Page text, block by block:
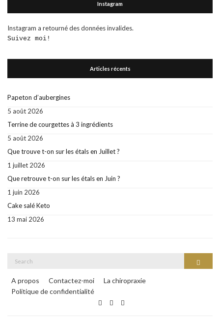
Instagram
Instagram a retourné des données invalides.
Suivez moi!
Articles récents
Papeton d’aubergines
5 août 2026
Terrine de courgettes à 3 ingrédients
5 août 2026
Que trouve t-on sur les étals en Juillet ?
1 juillet 2026
Que retrouve t-on sur les étals en Juin ?
1 juin 2026
Cake salé Keto
13 mai 2026
A propos Contactez-moi
La chiropraxie
Politique de confidentialité